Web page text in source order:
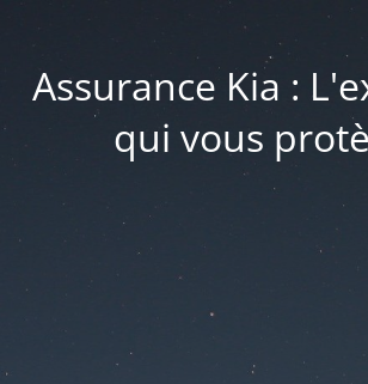
Assurance Kia :
qui vous